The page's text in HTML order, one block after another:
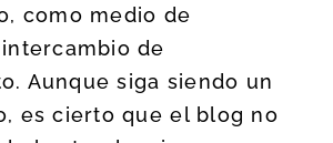
como medio de
de
Aunque siga siendo un
es cierto que el blog no